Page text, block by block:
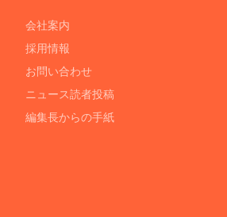
会社案内
採用情報
お問い合わせ
ニュース読者投稿
編集長からの手紙